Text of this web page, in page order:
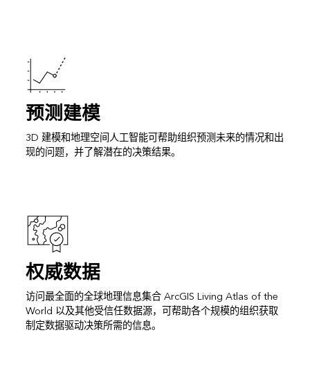
预测建模
3D 建模和地理空间人工智能可帮助组织预测未来的情况和出
现的问题，并了解潜在的决策结果。
权威数据
访问最全面的全球地理信息集合 ArcGIS Living Atlas of the
World 以及其他受信任数据源，可帮助各个规模的组织获取
制定数据驱动决策所需的信息。